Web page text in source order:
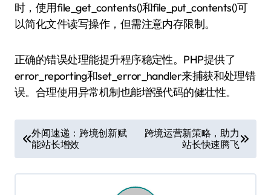
时，使用file_get_contents()和file_put_contents()可
以简化文件读写操作，但需注意内存限制。
正确的错误处理能提升程序稳定性。PHP提供了
error_reporting和set_error_handler来捕获和处理错
误。合理使用异常机制也能增强代码的健壮性。
章
导
外闻速递：跨境创新赋
能站长增效
跨境运营新策略，助力
站长快速腾飞